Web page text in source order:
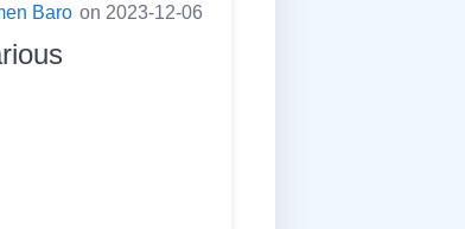
Baro on 2023-12-06